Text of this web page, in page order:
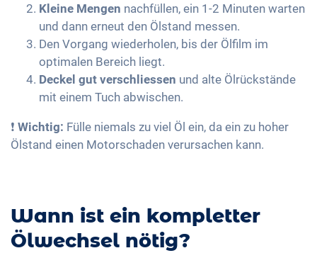
Kleine Mengen nachfüllen, ein 1-2 Minuten warten
und dann erneut den Ölstand messen.
Den Vorgang wiederholen, bis der Ölfilm im
optimalen Bereich liegt.
Deckel gut verschliessen und alte Ölrückstände
mit einem Tuch abwischen.
❗ Wichtig: Fülle niemals zu viel Öl ein, da ein zu hoher
Ölstand einen Motorschaden verursachen kann.
Wann ist ein kompletter
Ölwechsel nötig?